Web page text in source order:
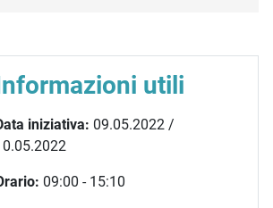
utili
iniziativa: 09.05.2022 /
09:00 - 15:10